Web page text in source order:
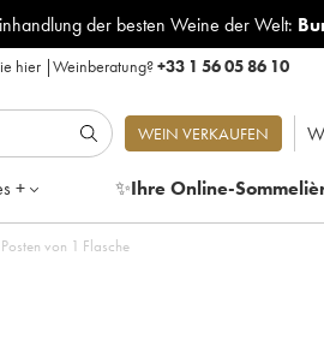
der besten Weine der Welt:
hier|Weinberatung?+33 1 56 05 86 10
WEIN VERKAUFEN
+ ✨Ihre Online-
von 1 Flasche